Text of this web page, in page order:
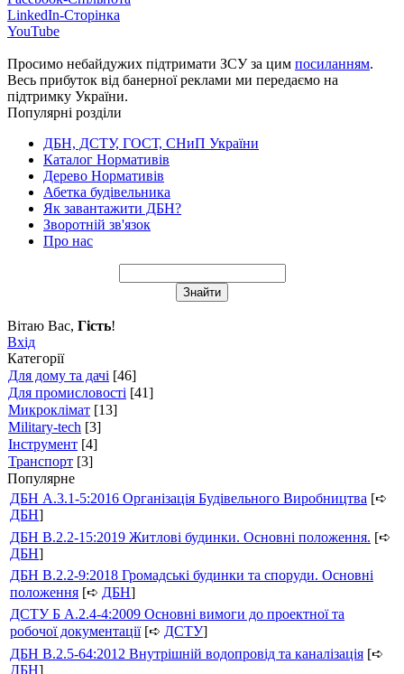
LinkedIn-Сторінка
YouTube
Просимо небайдужих підтримати ЗСУ за цим посиланням.
Весь прибуток від банерної реклами ми передаємо на
підтримку України.
Популярні розділи
ДБН, ДСТУ, ГОСТ, СНиП України
Каталог Нормативів
Дерево Нормативів
Абетка будівельника
Як завантажити ДБН?
Зворотній зв'язок
Про нас
Вітаю Вас, Гість!
Вхід
Категорії
Для дому та дачі [46]
Для промисловості [41]
Микроклімат [13]
Military-tech [3]
Інструмент [4]
Транспорт [3]
Популярне
ДБН А.3.1-5:2016 Організація Будівельного Виробництва [➪
ДБН]
ДБН В.2.2-15:2019 Житлові будинки. Основні положення. [➪
ДБН]
ДБН В.2.2-9:2018 Громадські будинки та споруди. Основні
положення [➪ ДБН]
ДСТУ Б А.2.4-4:2009 Основні вимоги до проектної та
робочої документації[➪ ДСТУ]
ДБН В.2.5-64:2012 Внутрішній водопровід та каналізація [➪
ДБН]